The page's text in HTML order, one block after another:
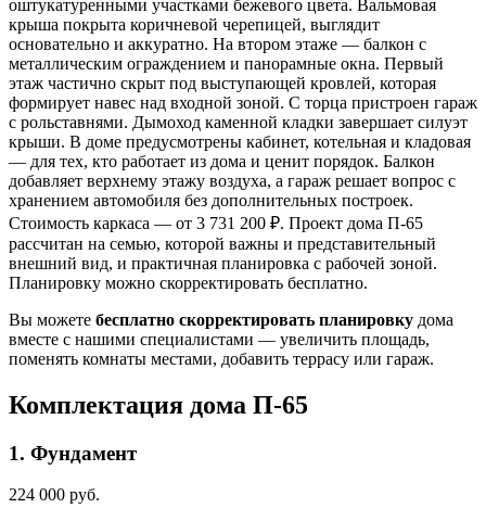
оштукатуренными участками бежевого цвета. Вальмовая
крыша покрыта коричневой черепицей, выглядит
основательно и аккуратно. На втором этаже — балкон с
металлическим ограждением и панорамные окна. Первый
этаж частично скрыт под выступающей кровлей, которая
формирует навес над входной зоной. С торца пристроен гараж
с рольставнями. Дымоход каменной кладки завершает силуэт
крыши. В доме предусмотрены кабинет, котельная и кладовая
— для тех, кто работает из дома и ценит порядок. Балкон
добавляет верхнему этажу воздуха, а гараж решает вопрос с
хранением автомобиля без дополнительных построек.
Стоимость каркаса — от 3 731 200 ₽. Проект дома П-65
рассчитан на семью, которой важны и представительный
внешний вид, и практичная планировка с рабочей зоной.
Планировку можно скорректировать бесплатно.
Вы можете бесплатно скорректировать планировку дома
вместе с нашими специалистами — увеличить площадь,
поменять комнаты местами, добавить террасу или гараж.
Комплектация дома П-65
1. Фундамент
224 000 руб.